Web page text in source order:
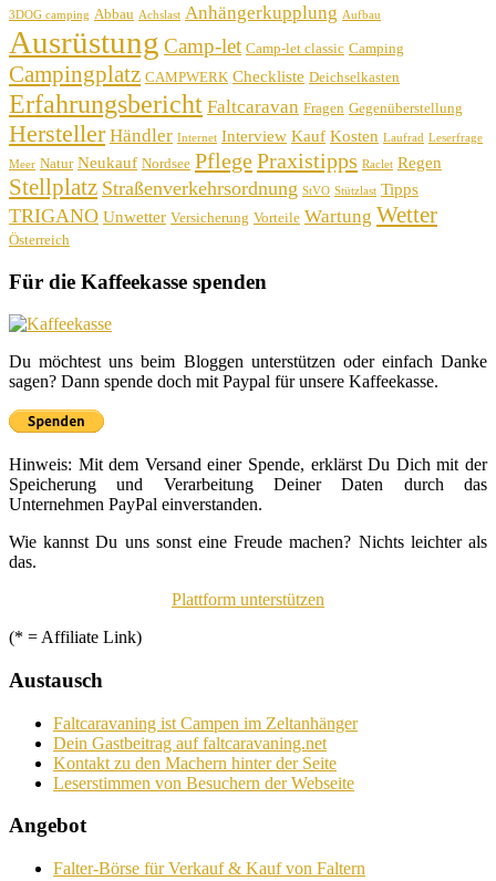
3DOG camping Abbau Achslast Anhängerkupplung Aufbau
Ausrüstung Camp-let Camp-let classic Camping
Campingplatz CAMPWERK Checkliste Deichselkasten
Erfahrungsbericht Faltcaravan Fragen Gegenüberstellung
Hersteller Händler Internet Interview Kauf Kosten Laufrad Leserfrage
Meer Natur Neukauf Nordsee PflegePraxistipps Raclet Regen
Stellplatz Straßenverkehrsordnung StVO Stützlast Tipps
TRIGANO Unwetter Versicherung Vorteile Wartung Wetter
Österreich
Für die Kaffeekasse spenden
Du möchtest uns beim Bloggen unterstützen oder einfach Danke
sagen? Dann spende doch mit Paypal für unsere Kaffeekasse.
Hinweis: Mit dem Versand einer Spende, erklärst Du Dich mit der
Speicherung und Verarbeitung Deiner Daten durch das
Unternehmen PayPal einverstanden.
Wie kannst Du uns sonst eine Freude machen? Nichts leichter als
das.
Plattform unterstützen
(* = Affiliate Link)
Austausch
Faltcaravaning ist Campen im Zeltanhänger
Dein Gastbeitrag auf faltcaravaning.net
Kontakt zu den Machern hinter der Seite
Leserstimmen von Besuchern der Webseite
Angebot
Falter-Börse für Verkauf & Kauf von Faltern